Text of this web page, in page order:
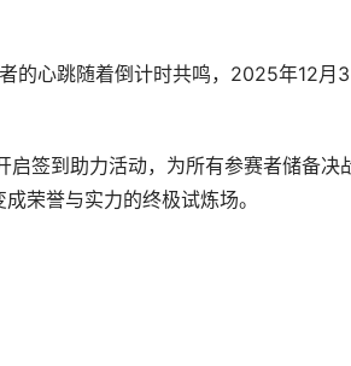
的心跳随着倒计时共鸣，2025年12月
启签到助力活动，为所有参赛者储备
荣誉与实力的终极试炼场。